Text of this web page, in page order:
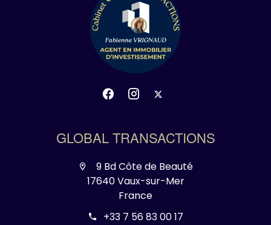
GLOBAL TRANSACTIONS
9 Bd Côte de Beauté
17640 Vaux-sur-Mer
France
+33 7 56 83 00 17